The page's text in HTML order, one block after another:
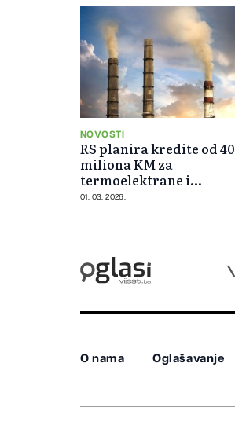
NOVOSTI
RS planira kredite od
miliona KM za
termoelektrane i
distributivnu mrežu
01. 03. 2026.
O nama Oglašavanje